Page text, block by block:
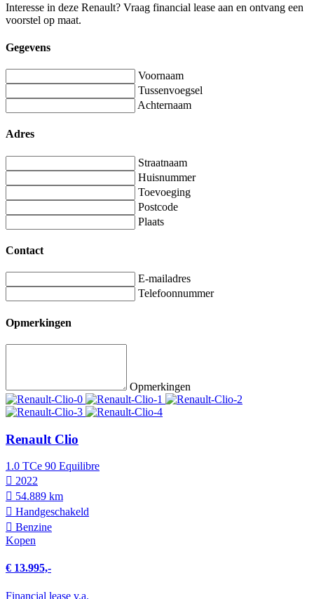
Interesse in deze Renault? Vraag financial lease aan en ontvang een
voorstel op maat.
Gegevens
Voornaam
Tussenvoegsel
Achternaam
Adres
Straatnaam
Huisnummer
Toevoeging
Postcode
Plaats
Contact
E-mailadres
Telefoonnummer
Opmerkingen
Opmerkingen
Renault Clio
1.0 TCe 90 Equilibre
2022
54.889 km
Hand­geschakeld
Benzine
Kopen
€ 13.995,-
Financial lease v.a.